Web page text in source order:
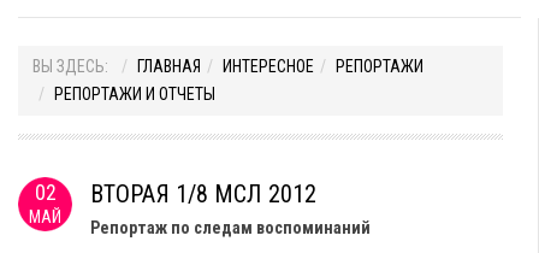
ВЫ ЗДЕСЬ: ГЛАВНАЯ ИНТЕРЕСНОЕ
РЕПОРТАЖИ
РЕПОРТАЖИ И ОТЧЕТЫ
02
МАЙ
ВТОРАЯ 1/8 МСЛ 2012
Репортаж по следам воспоминаний